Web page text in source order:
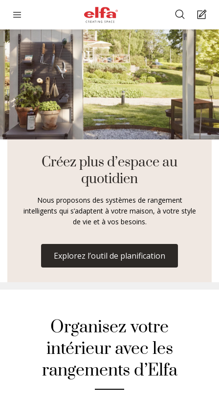
Créez plus d’espace au
quotidien
Nous proposons des systèmes de rangement
intelligents qui s’adaptent à votre maison, à votre style
de vie et à vos besoins.
Explorez l’outil de planification
Organisez votre
intérieur avec les
rangements d’Elfa